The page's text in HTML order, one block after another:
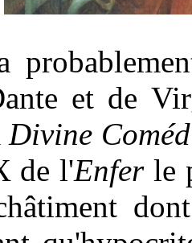
et de
Divine
de l'Enferle